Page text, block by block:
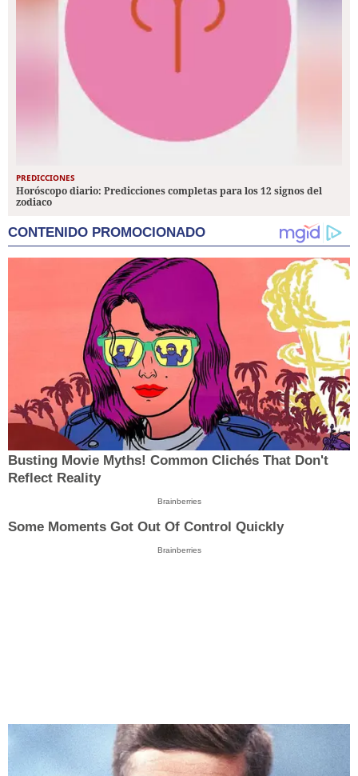
PREDICCIONES
Horóscopo diario: Predicciones completas para los 12 signos del
zodiaco
CONTENIDO PROMOCIONADO
Busting Movie Myths! Common Clichés That Don't
Reflect Reality
Brainberries
Some Moments Got Out Of Control Quickly
Brainberries